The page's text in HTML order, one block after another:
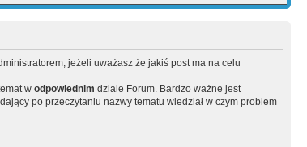
jeżeli uważasz że jakiś post ma na celu
w odpowiednim dziale Forum. Bardzo ważne jest
po przeczytaniu nazwy tematu wiedział w czym problem